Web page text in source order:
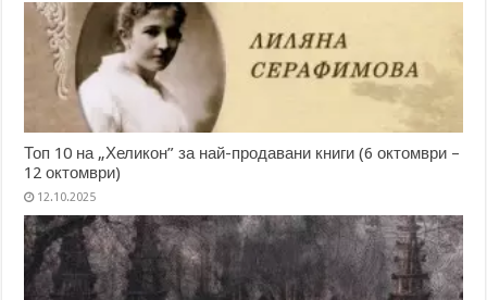
Топ 10 на „Хеликон” за най-продавани книги (6 октомври –
12 октомври)
12.10.2025